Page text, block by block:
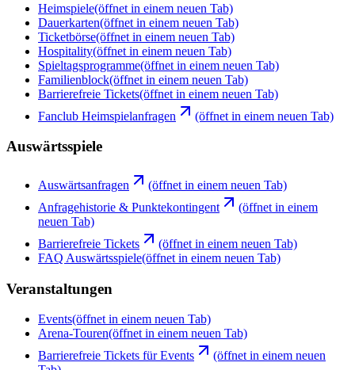
Heimspiele(öffnet in einem neuen Tab)
Dauerkarten(öffnet in einem neuen Tab)
Ticketbörse(öffnet in einem neuen Tab)
Hospitality(öffnet in einem neuen Tab)
Spieltagsprogramme(öffnet in einem neuen Tab)
Familienblock(öffnet in einem neuen Tab)
Barrierefreie Tickets(öffnet in einem neuen Tab)
Fanclub Heimspielanfragen
(öffnet in einem neuen Tab)
Auswärtsspiele
Auswärtsanfragen
(öffnet in einem neuen Tab)
Anfragehistorie & Punktekontingent
(öffnet in einem
neuen Tab)
Barrierefreie Tickets
(öffnet in einem neuen Tab)
FAQ Auswärtsspiele(öffnet in einem neuen Tab)
Veranstaltungen
Events(öffnet in einem neuen Tab)
Arena-Touren(öffnet in einem neuen Tab)
Barrierefreie Tickets für Events
(öffnet in einem neuen